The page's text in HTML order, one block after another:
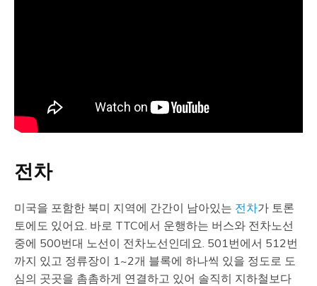
전차
미국을 포함한 북미 지역에 간간이 남아있는 전차가 토론
토에도 있어요. 바로 TTC에서 운행하는 버스와 전차노선
중에 500번대 노선이 전차노선인데요. 501번에서 512번
까지 있고 정류장이 1~2개 블록에 하나씩 있을 정도로 도
심의 곳곳을 촘촘하게 연결하고 있어 솔직히 지하철보다